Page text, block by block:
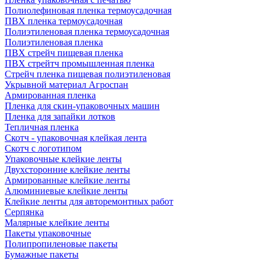
Полиолефиновая пленка термоусадочная
ПВХ пленка термоусадочная
Полиэтиленовая пленка термоусадочная
Полиэтиленовая пленка
ПВХ стрейч пищевая пленка
ПВХ стрейтч промышленная пленка
Стрейч пленка пищевая полиэтиленовая
Укрывной материал Агроспан
Армированная пленка
Пленка для скин-упаковочных машин
Пленка для запайки лотков
Тепличная пленка
Скотч - упаковочная клейкая лента
Скотч с логотипом
Упаковочные клейкие ленты
Двухсторонние клейкие ленты
Армированные клейкие ленты
Алюминиевые клейкие ленты
Клейкие ленты для авторемонтных работ
Серпянка
Малярные клейкие ленты
Пакеты упаковочные
Полипропиленовые пакеты
Бумажные пакеты